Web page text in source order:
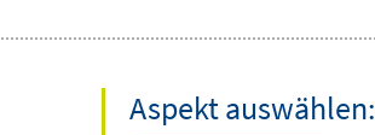
Aspekt auswählen: